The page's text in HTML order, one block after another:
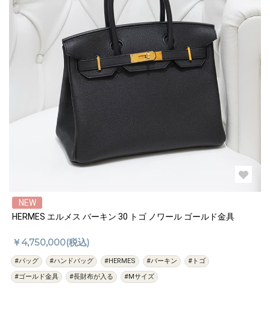
NEW
HERMES エルメス バーキン 30 トゴ ノワール ゴールド金具
￥4,750,000(税込)
#バッグ #ハンドバッグ #HERMES #バーキン
#トゴ
#ゴールド金具
#長財布が入る #Mサイズ